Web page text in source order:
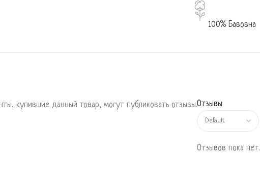
100% Бавовна
Отзывы
Отзывов пока нет.
купившие данный товар, могут публиковать отзывы.